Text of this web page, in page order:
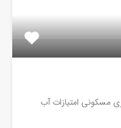
کاربری مسکونی امتیازات آب